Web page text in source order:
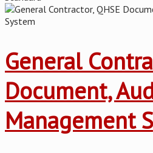
General
Document,
Management